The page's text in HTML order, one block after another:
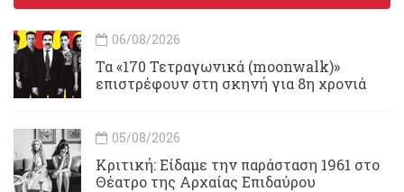
06/08/2026
Τα «170 Τετραγωνικά (moonwalk)»
επιστρέφουν στη σκηνή για 8η χρονιά
05/08/2026
Κριτική: Είδαμε την παράσταση 1961 στο
Θέατρο της Αρχαίας Επιδαύρου